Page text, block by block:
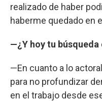
realizado de haber
haberme quedado en
—¿Y hoy tu búsqueda
—En cuanto a lo
para no profundizar
en el trabajo desde